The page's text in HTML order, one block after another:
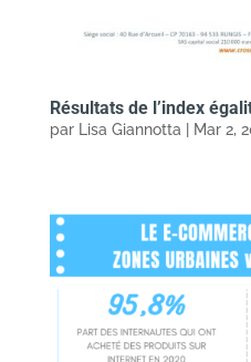
Résultats de l’index
par Lisa Giannotta Mar 2,